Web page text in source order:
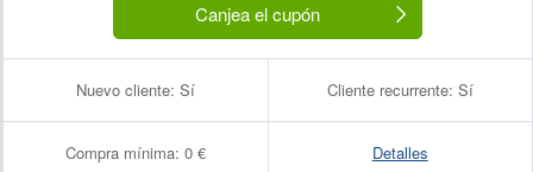
Canjea el cupón
Nuevo cliente: Sí Cliente recurrente: Sí
Compra mínima: 0 € Detalles